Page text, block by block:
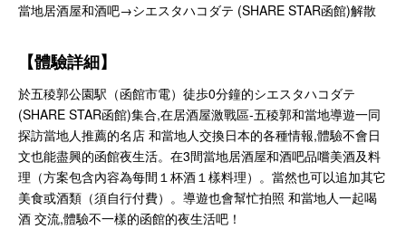
當地居酒屋和酒吧→シエスタハコダテ (SHARE STAR函館)解散
【體驗詳細】
於五稜郭公園駅（函館市電）徒歩0分鐘的シエスタハコダテ
(SHARE STAR函館)集合,在居酒屋激戰區-五稜郭和當地導遊一同
探訪當地人推薦的名店 和當地人交換日本的各種情報,體驗不會日
文也能盡興的函館夜生活。在3間當地居酒屋和酒吧品嚐美酒及料
理（方案包含內容為每間１杯酒１樣料理）。當然也可以追加其它
美食或酒類（須自行付費）。導遊也會幫忙拍照 和當地人一起喝
酒 交流,體驗不一樣的函館的夜生活吧！